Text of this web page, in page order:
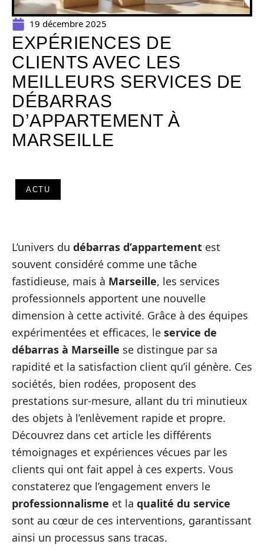
19 décembre 2025
EXPÉRIENCES DE
CLIENTS AVEC LES
MEILLEURS SERVICES DE
DÉBARRAS
D’APPARTEMENT À
MARSEILLE
ACTU
L’univers du débarras d’appartement est
souvent considéré comme une tâche
fastidieuse, mais à Marseille, les services
professionnels apportent une nouvelle
dimension à cette activité. Grâce à des équipes
expérimentées et efficaces, le service de
débarras à Marseille se distingue par sa
rapidité et la satisfaction client qu’il génère. Ces
sociétés, bien rodées, proposent des
prestations sur-mesure, allant du tri minutieux
des objets à l’enlèvement rapide et propre.
Découvrez dans cet article les différents
témoignages et expériences vécues par les
clients qui ont fait appel à ces experts. Vous
constaterez que l’engagement envers le
professionnalisme et la qualité du service
sont au cœur de ces interventions, garantissant
ainsi un processus sans tracas.